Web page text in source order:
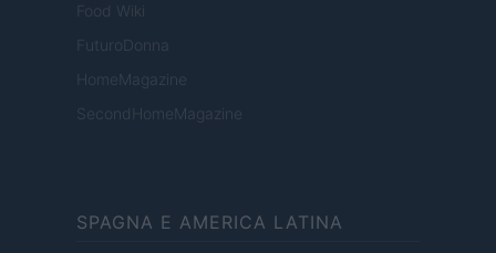
Food Wiki
FuturoDonna
HomeMagazine
SecondHomeMagazine
SPAGNA E AMERICA LATINA